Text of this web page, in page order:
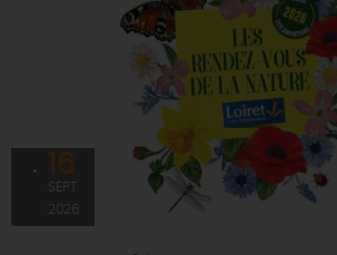
16
SEPT
2026